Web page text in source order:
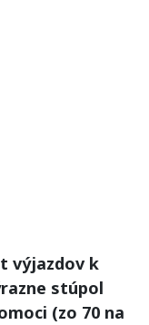
výjazdov k
stúpol
(zo 70 na